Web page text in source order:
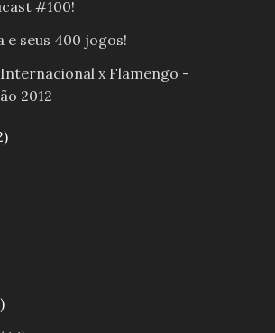
#100!
e seus 400 jogos!
x Flamengo -
2012